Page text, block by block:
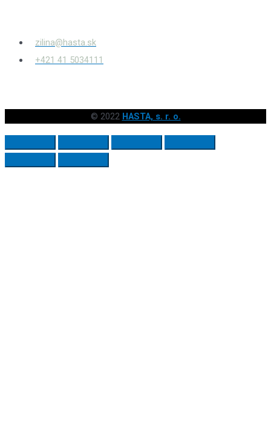
zilina@hasta.sk
+421 41 5034111
© 2022 HASTA, s. r. o.